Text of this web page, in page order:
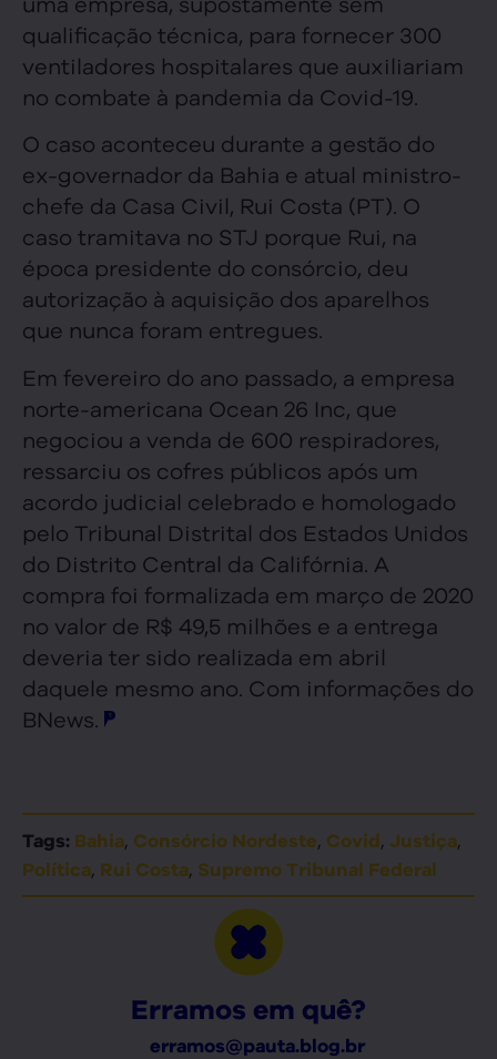
qualificação técnica, para fornecer 300
ventiladores hospitalares que auxiliariam
no combate à pandemia da Covid-19.
O caso aconteceu durante a gestão do
ex-governador da Bahia e atual ministro-
chefe da Casa Civil, Rui Costa (PT). O
caso tramitava no STJ porque Rui, na
época presidente do consórcio, deu
autorização à aquisição dos aparelhos
que nunca foram entregues.
Em fevereiro do ano passado, a empresa
norte-americana Ocean 26 Inc, que
negociou a venda de 600 respiradores,
ressarciu os cofres públicos após um
acordo judicial celebrado e homologado
pelo Tribunal Distrital dos Estados Unidos
do Distrito Central da Califórnia. A
compra foi formalizada em março de 2020
no valor de R$ 49,5 milhões e a entrega
deveria ter sido realizada em abril
daquele mesmo ano. Com informações do
BNews.
Tags: Bahia, Consórcio Nordeste, Covid, Justiça,
Política, Rui Costa, Supremo Tribunal Federal
Erramos em quê?
erramos@pauta.blog.br